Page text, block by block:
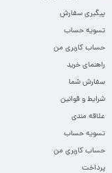
پیگیری سفارش
تسویه حساب
حساب کاربری من
راهنمای خرید
سفارش شما
شرایط و قوانین
علاقه مندی
تسویه حساب
حساب کاربری من
پرداخت